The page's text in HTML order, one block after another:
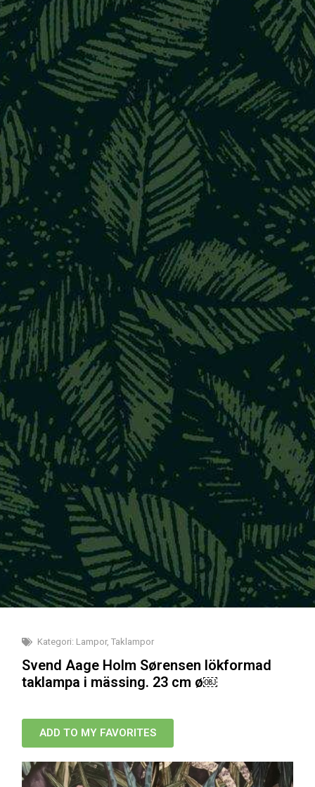
Kategori: Lampor,Taklampor
Svend Aage Holm Sørensen lökformad
taklampa i mässing. 23 cm ø￼
ADD TO MY FAVORITES